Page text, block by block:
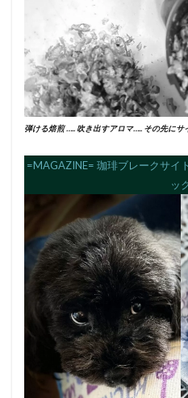
弾ける焙煎 ….. 吹き出すアロマ….. その先に
=MAGAZINE= 珈琲ブレークサ
ッ